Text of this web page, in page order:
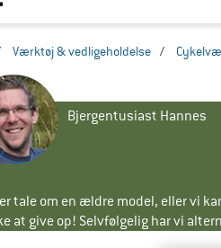
Værktøj & vedligeholdelse /
Bjergentusiast Hannes
tale om en ældre model, eller vi
at give op! Selvfølgelig har vi